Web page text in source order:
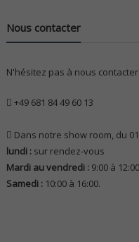
Nous contacter
N'hésitez pas à nous
+49 681 84 49 60 13
Dans notre show room, du
lundi : sur rendez-vous
Mardi au vendredi : 9:00 à
Samedi : 10:00 à 16:00.